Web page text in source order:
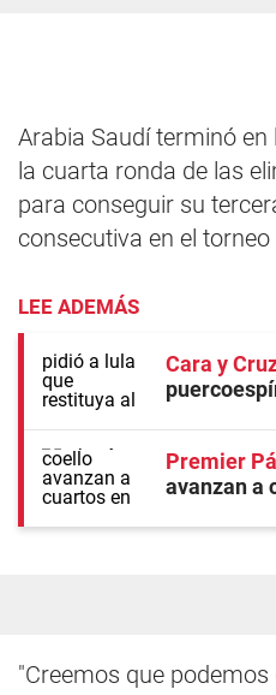
Arabia Saudí terminó en
la cuarta ronda de las
para conseguir su
consecutiva en el torneo
LEE ADEMÁS
Cara y
Premier
avanzan a
"Creemos que